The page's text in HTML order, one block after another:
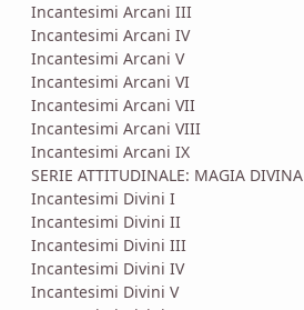
Incantesimi Arcani III
Incantesimi Arcani IV
Incantesimi Arcani V
Incantesimi Arcani VI
Incantesimi Arcani VII
Incantesimi Arcani VIII
Incantesimi Arcani IX
SERIE ATTITUDINALE: MAGIA DIVINA
Incantesimi Divini I
Incantesimi Divini II
Incantesimi Divini III
Incantesimi Divini IV
Incantesimi Divini V